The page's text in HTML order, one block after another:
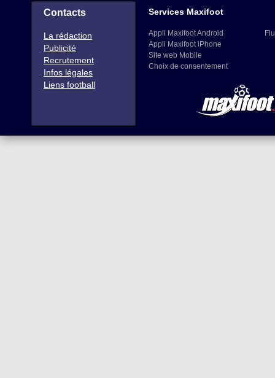
Contacts
La rédaction
Publicité
Recrutement
Infos légales
Liens football
Services Maxifoot
Appli Maxifoot Android
Appli Maxifoot iPhone
Site web Mobile
Choix de consentement